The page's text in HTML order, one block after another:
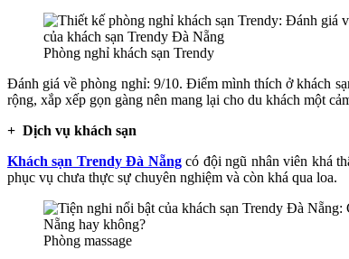
Phòng nghỉ khách sạn Trendy
Đánh giá về phòng nghỉ: 9/10. Điểm mình thích ở khách
rộng, xắp xếp gọn gàng nên mang lại cho du khách một
+ Dịch vụ khách sạn
Khách sạn Trendy Đà Nẵngcó đội ngũ nhân viên khá
phục vụ chưa thực sự chuyên nghiệm và còn khá qua loa.
Phòng massage